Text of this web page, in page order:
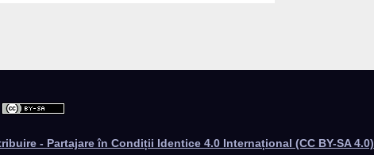
- Partajare în Condiții Identice 4.0 Internațional (CC BY-SA 4.0)